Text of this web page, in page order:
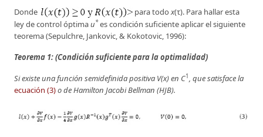
Donde para todo x(τ). Para hallar esta
ley de control óptimau*es condición suficiente aplicar el siguiente
teorema (Sepulchre, Jankovic, & Kokotovic, 1996):
Teorema 1: (Condición suficiente para la optimalidad)
Si existe una función semidefinida positiva V(x) en C1 , que satisface la
ecuación (3)o de Hamilton Jacobi Bellman (HJB).